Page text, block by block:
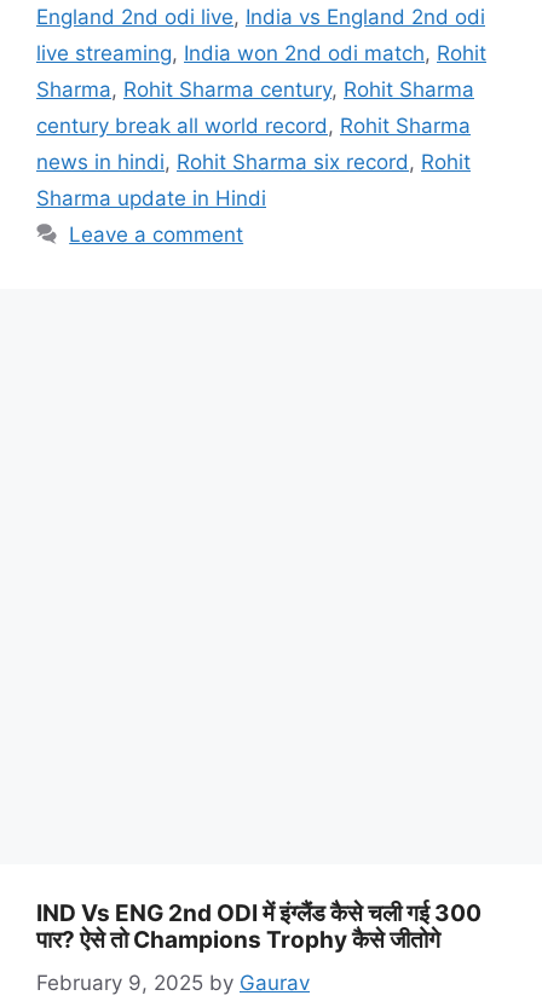
England 2nd odi live, India vs England 2nd odi
live streaming, India won 2nd odi match, Rohit
Sharma, Rohit Sharma century, Rohit Sharma
century break all world record, Rohit Sharma
news in hindi, Rohit Sharma six record, Rohit
Sharma update in Hindi
Leave a comment
IND Vs ENG 2nd ODI में इंग्लैंड कैसे चली गई 300
पार? ऐसे तो Champions Trophy कैसे जीतोगे
February 9, 2025 by Gaurav